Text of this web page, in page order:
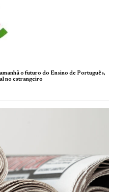
o futuro do Ensino de Português,
no estrangeiro